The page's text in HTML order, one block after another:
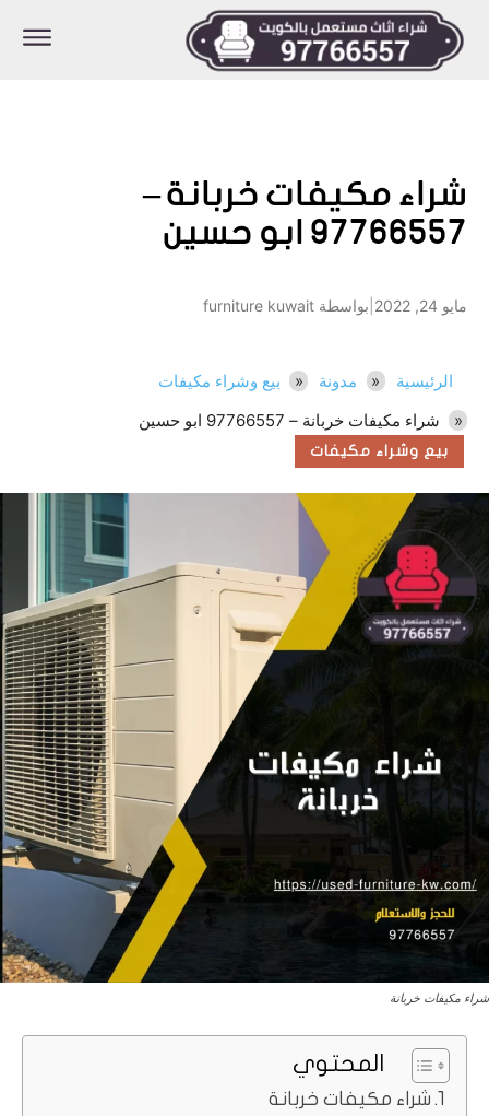
شراء مكيفات خربانة –
97766557 ابو حسين
مايو 24, 2022 بواسطة furniture kuwait
الرئيسية مدونة
بيع وشراء مكيفات
شراء مكيفات خربانة – 97766557 ابو حسين
بيع وشراء مكيفات
شراء مكيفات خربانة
المحتوي
شراء مكيفات خربانة